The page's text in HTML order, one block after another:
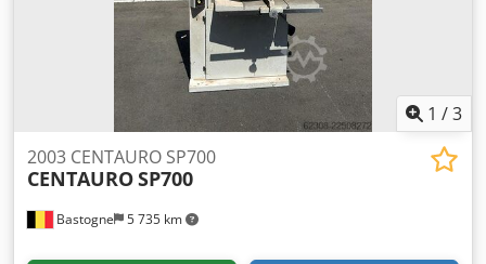
1 /3
Bastogne 5 735 km
2003 CENTAURO SP700
CENTAUROSP700